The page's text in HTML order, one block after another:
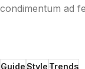
condimentum ad
GuideStyleTrends